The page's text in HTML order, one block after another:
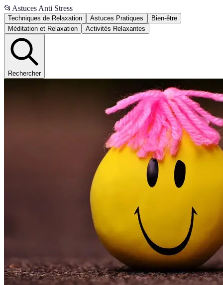
📂 Astuces Anti Stress
Techniques de Relaxation Astuces Pratiques
Bien-être
Méditation et Relaxation
Activités Relaxantes
Rechercher